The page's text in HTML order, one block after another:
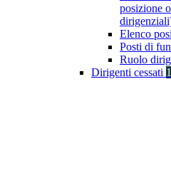
posizione
Elenco
Posti di
Ruolo
Dirigenti cessati 1